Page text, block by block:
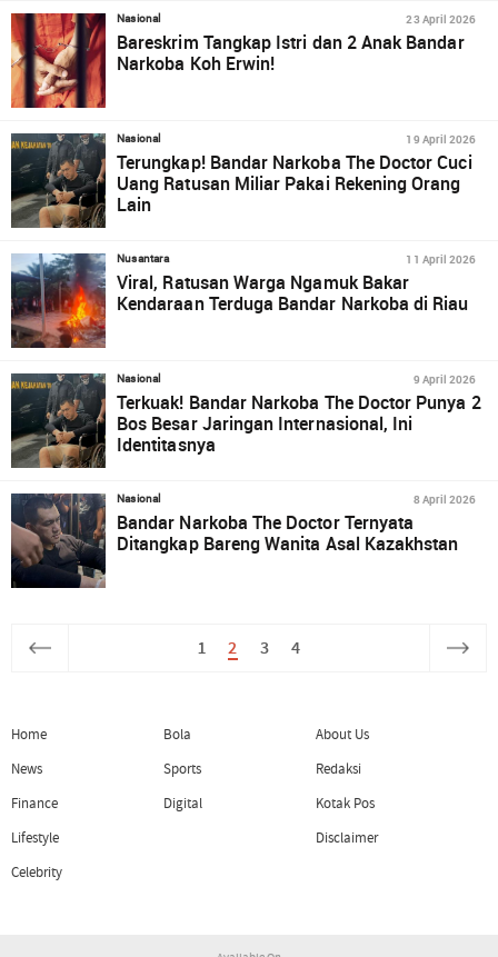
Nasional 23 April 2026
Bareskrim Tangkap Istri dan 2 Anak Bandar
Narkoba Koh Erwin!
Nasional 19 April 2026
Terungkap! Bandar Narkoba The Doctor Cuci
Uang Ratusan Miliar Pakai Rekening Orang
Lain
Nusantara 11 April 2026
Viral, Ratusan Warga Ngamuk Bakar
Kendaraan Terduga Bandar Narkoba di Riau
Nasional 9 April 2026
Terkuak! Bandar Narkoba The Doctor Punya 2
Bos Besar Jaringan Internasional, Ini
Identitasnya
Nasional 8 April 2026
Bandar Narkoba The Doctor Ternyata
Ditangkap Bareng Wanita Asal Kazakhstan
1 2 3 4
Home
News
Finance
Lifestyle
Celebrity
Bola
Sports
Digital
About Us
Redaksi
Kotak Pos
Disclaimer